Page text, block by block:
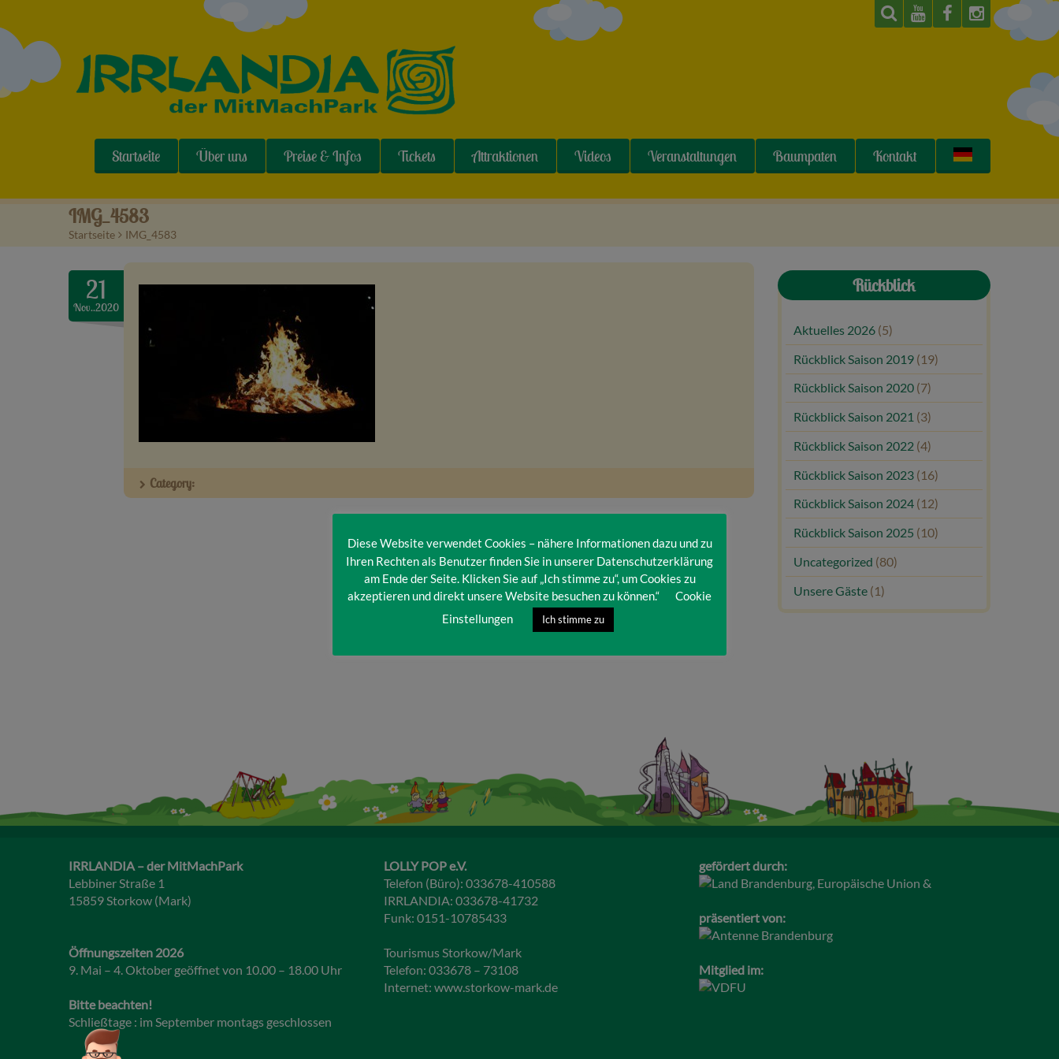
Startseite Über uns Preise & Infos Tickets Attraktionen Videos Veranstaltungen Baumpaten Kontakt
IMG_4583
Startseite > IMG_4583
21
Nov..2020
Category:
Rückblick
Aktuelles 2026 (5)
Rückblick Saison 2019 (19)
Rückblick Saison 2020 (7)
Rückblick Saison 2021 (3)
Rückblick Saison 2022 (4)
Rückblick Saison 2023 (16)
Rückblick Saison 2024 (12)
Rückblick Saison 2025 (10)
Uncategorized (80)
Unsere Gäste (1)
IRRLANDIA – der MitMachPark
Lebbiner Straße 1
15859 Storkow (Mark)
Öffnungszeiten 2026
9. Mai – 4. Oktober geöffnet von 10.00 – 18.00 Uhr
Bitte beachten!
Schließtage : im September montags geschlossen
LOLLY POP e.V.
Telefon (Büro): 033678-410588
IRRLANDIA: 033678-41732
Funk: 0151-10785433
Tourismus Storkow/Mark
Telefon: 033678 – 73108
Internet: www.storkow-mark.de
gefördert durch:
präsentiert von:
Mitglied im:
Diese Website verwendet Cookies – nähere Informationen dazu und zu
Ihren Rechten als Benutzer finden Sie in unserer Datenschutzerklärung
am Ende der Seite. Klicken Sie auf „Ich stimme zu“, um Cookies zu
akzeptieren und direkt unsere Website besuchen zu können.“
Cookie
Einstellungen
Ich stimme zu